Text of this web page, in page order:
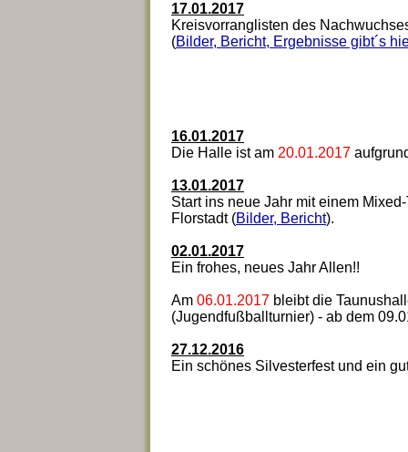
17.01.2017
Kreisvorranglisten des
(Bilder, Bericht, Ergebnisse gibt´s
16.01.2017
Die Halle ist am 20.01.2017
13.01.2017
Start ins neue Jahr mit einem
Florstadt (Bilder, Bericht).
02.01.2017
Ein frohes, neues Jahr Allen!!
Am 06.01.2017 bleibt die
(Jugendfußballturnier) - ab dem
27.12.2016
Ein schönes Silvesterfest und ein